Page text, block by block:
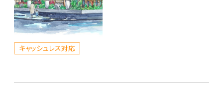
キャッシュレス対応